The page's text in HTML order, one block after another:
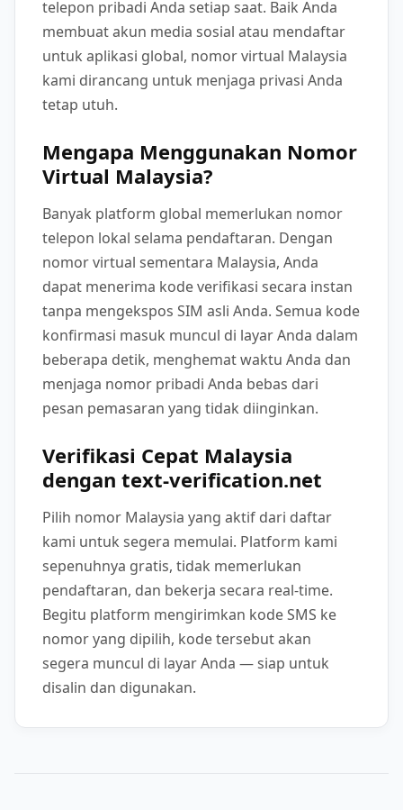
telepon pribadi Anda setiap saat. Baik Anda
membuat akun media sosial atau mendaftar
untuk aplikasi global, nomor virtual Malaysia
kami dirancang untuk menjaga privasi Anda
tetap utuh.
Mengapa Menggunakan Nomor
Virtual Malaysia?
Banyak platform global memerlukan nomor
telepon lokal selama pendaftaran. Dengan
nomor virtual sementara Malaysia, Anda
dapat menerima kode verifikasi secara instan
tanpa mengekspos SIM asli Anda. Semua kode
konfirmasi masuk muncul di layar Anda dalam
beberapa detik, menghemat waktu Anda dan
menjaga nomor pribadi Anda bebas dari
pesan pemasaran yang tidak diinginkan.
Verifikasi Cepat Malaysia
dengan text-verification.net
Pilih nomor Malaysia yang aktif dari daftar
kami untuk segera memulai. Platform kami
sepenuhnya gratis, tidak memerlukan
pendaftaran, dan bekerja secara real-time.
Begitu platform mengirimkan kode SMS ke
nomor yang dipilih, kode tersebut akan
segera muncul di layar Anda — siap untuk
disalin dan digunakan.